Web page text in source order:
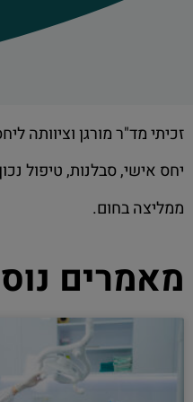
זכיתי מד"ר מורגן וציוותה
יחס אישי, סבלנות, טיפול
ממליצה בחום.
מאמרים